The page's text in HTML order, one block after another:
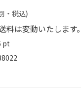
・税込)
は変動いたします。
pt